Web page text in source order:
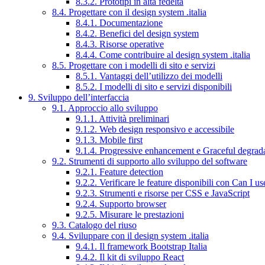
8.4. Progettare con il design system .italia
8.4.1. Documentazione
8.4.2. Benefici del design system
8.4.3. Risorse operative
8.4.4. Come contribuire al design system .italia
8.5. Progettare con i modelli di sito e servizi
8.5.1. Vantaggi dell’utilizzo dei modelli
8.5.2. I modelli di sito e servizi disponibili
9. Sviluppo dell’interfaccia
9.1. Approccio allo sviluppo
9.1.1. Attività preliminari
9.1.2. Web design responsivo e accessibile
9.1.3. Mobile first
9.1.4. Progressive enhancement e Graceful
9.2. Strumenti di supporto allo sviluppo del software
9.2.1. Feature detection
9.2.2. Verificare le feature disponibili con Can I
9.2.3. Strumenti e risorse per CSS e JavaScript
9.2.4. Supporto browser
9.2.5. Misurare le prestazioni
9.3. Catalogo del riuso
9.4. Sviluppare con il design system .italia
9.4.1. Il framework Bootstrap Italia
9.4.2. Il kit di sviluppo React